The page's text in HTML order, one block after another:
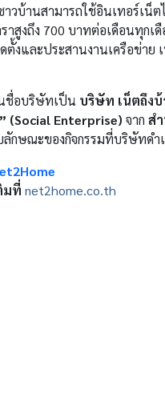
วบ้านสามารถใช้อินเทอร์เน็
าสูงถึง 700 บาทต่อเดือนทุกเ
ตั้งและประสานงานเครือข่า
ชื่อบริษัทเป็น บริษัท เน็ตถึง
(Social Enterprise) จาก สํ
ลักษณะของกิจกรรมที่บริษัทดำ
มที่ net2home.co.th